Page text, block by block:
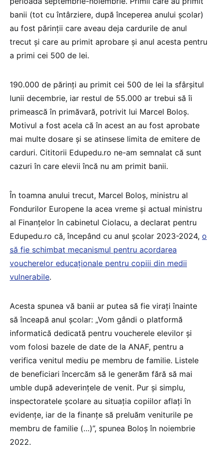
banii (tot cu întârziere, după începerea anului școlar)
au fost părinții care aveau deja cardurile de anul
trecut și care au primit aprobare și anul acesta pentru
a primi cei 500 de lei.
190.000 de părinți au primit cei 500 de lei la sfârșitul
lunii decembrie, iar restul de 55.000 ar trebui să îi
primească în primăvară, potrivit lui Marcel Boloș.
Motivul a fost acela că în acest an au fost aprobate
mai multe dosare și se atinsese limita de emitere de
carduri. Cititorii Edupedu.ro ne-am semnalat că sunt
cazuri în care elevii încă nu am primit banii.
În toamna anului trecut, Marcel Boloș, ministru al
Fondurilor Europene la acea vreme și actual ministru
al Finanțelor în cabinetul Ciolacu, a declarat pentru
Edupedu.ro că, începând cu anul școlar 2023-2024, o
să fie schimbat mecanismul pentru acordarea
voucherelor educaționale pentru copiii din medii
vulnerabile.
Acesta spunea vă banii ar putea să fie virați înainte
să înceapă anul școlar: „Vom gândi o platformă
informatică dedicată pentru voucherele elevilor și
vom folosi bazele de date de la ANAF, pentru a
verifica venitul mediu pe membru de familie. Listele
de beneficiari încercăm să le generăm fără să mai
umble după adeverințele de venit. Pur și simplu,
inspectoratele școlare au situația copiilor aflați în
evidențe, iar de la finanțe să preluăm veniturile pe
membru de familie (…)”, spunea Boloș în noiembrie
2022.